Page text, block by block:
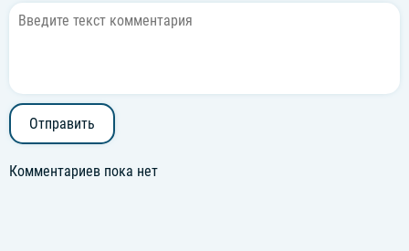
Отправить
Комментариев пока нет